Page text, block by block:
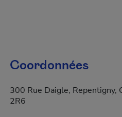
Coordonnées
300 Rue Daigle, Repentigny,
2R6